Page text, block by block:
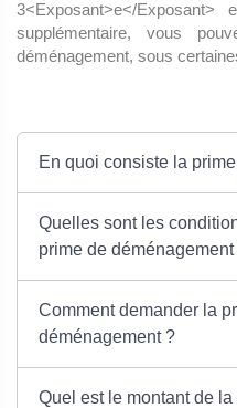
3<Exposant>e</
supplémentaire, vous
déménagement, sous
En quoi consiste la
Quelles sont les
prime de déménagement
Comment demander la
déménagement ?
Quel est le montant de